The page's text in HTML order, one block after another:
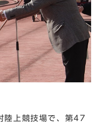
陸上競技場で、第47